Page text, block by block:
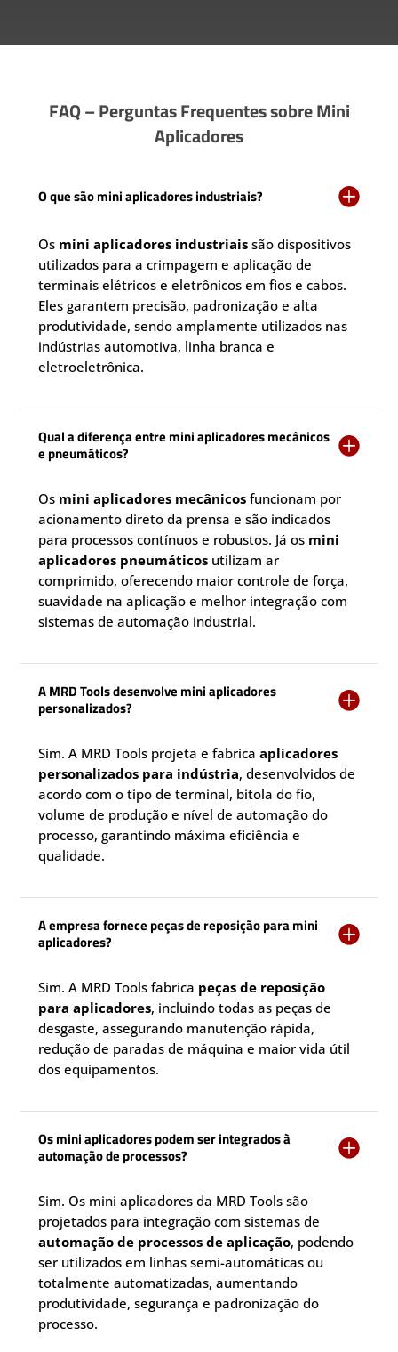
FAQ – Perguntas Frequentes sobre Mini
Aplicadores
O que são mini aplicadores industriais? 
Os mini aplicadores industriais são dispositivos
utilizados para a crimpagem e aplicação de
terminais elétricos e eletrônicos em fios e cabos.
Eles garantem precisão, padronização e alta
produtividade, sendo amplamente utilizados nas
indústrias automotiva, linha branca e
eletroeletrônica.
Qual a diferença entre mini aplicadores mecânicos
e pneumáticos?

Os mini aplicadores mecânicos funcionam por
acionamento direto da prensa e são indicados
para processos contínuos e robustos. Já os mini
aplicadores pneumáticos utilizam ar
comprimido, oferecendo maior controle de força,
suavidade na aplicação e melhor integração com
sistemas de automação industrial.
A MRD Tools desenvolve mini aplicadores
personalizados?

Sim. A MRD Tools projeta e fabricaaplicadores
personalizados para indústria, desenvolvidos de
acordo com o tipo de terminal, bitola do fio,
volume de produção e nível de automação do
processo, garantindo máxima eficiência e
qualidade.
A empresa fornece peças de reposição para mini
aplicadores?

Sim. A MRD Tools fabrica peças de reposição
para aplicadores, incluindo todas as peças de
desgaste, assegurando manutenção rápida,
redução de paradas de máquina e maior vida útil
dos equipamentos.
Os mini aplicadores podem ser integrados à
automação de processos?

Sim. Os mini aplicadores da MRD Tools são
projetados para integração com sistemas de
automação de processos de aplicação, podendo
ser utilizados em linhas semi-automáticas ou
totalmente automatizadas, aumentando
produtividade, segurança e padronização do
processo.